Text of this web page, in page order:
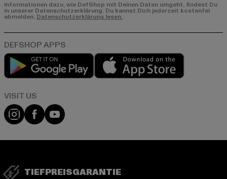
Informationen dazu, wie DefShop mit Deinen Daten umgeht, findest Du
in unserer Datenschutzerklärung. Du kannst Dich jederzeit kostenfei
abmelden. Datenschutzerklärung lesen.
Play market
Visit our Instagram page:
Visit our Facebook page:
Visit our YouTube channel:
TIEFPREISGARANTIE